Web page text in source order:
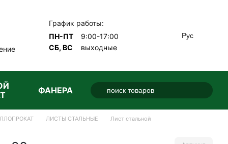
График работы:
ПН-ПТ
9:00-17:00
СБ, ВС
выходные
Рус
ФАНЕРА
ЛИСТЫ СТАЛЬНЫЕ
Лист стальной